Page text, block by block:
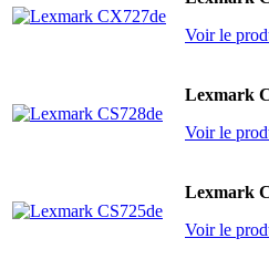
Voir le
Lexmark
Voir le
Lexmark
Voir le